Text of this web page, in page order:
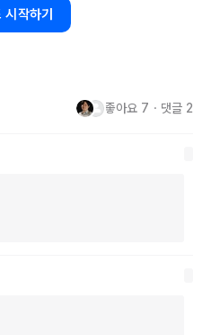
곧 자신감으로 돌아옵니다. 무슨
시작하기
좋아요 7 ・ 댓글 2